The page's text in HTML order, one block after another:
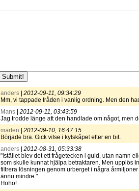
anders
2012-09-11, 09:34:29
Mm, vi tappade tråden i vanlig ordning. Men den
Mans
2012-09-11, 03:43:59
Jag trodde länge att den handlade om något, men
marten
2012-09-10, 16:47:15
Började bra. Gick vilse i kylskåpet efter en bit.
anders
2012-08-31, 05:33:38
"Istället blev det ett frågetecken i guld, utan namn
som skulle kunnat hjälpa betraktaren. Men upplös
filtrera lösningen genom urberget i några
ännu mindre."
Hoho!